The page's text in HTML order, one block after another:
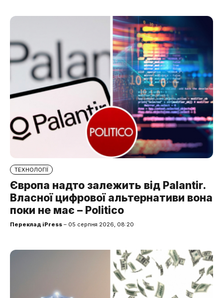
ТЕХНОЛОГІЇ
Європа надто залежить від Palantir.
Власної цифрової альтернативи вона
поки не має – Politico
Переклад iPress – 05 серпня 2026, 08:20